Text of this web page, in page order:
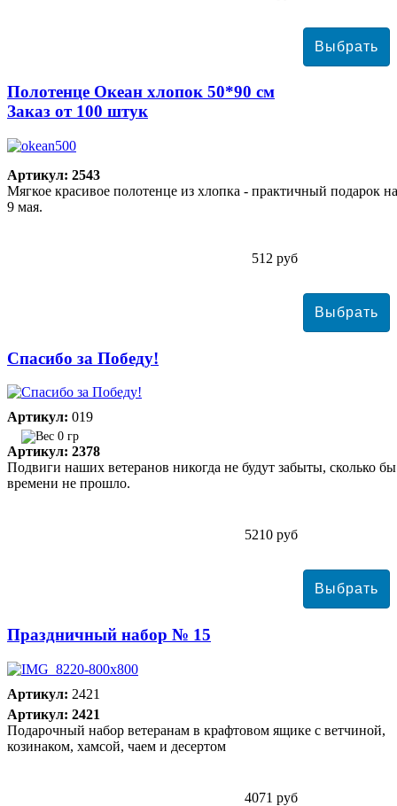
Полотенце Океан хлопок 50*90 см
Заказ от 100 штук
Артикул: 2543
Мягкое красивое полотенце из хлопка - практичный подарок на
9 мая.
512 руб
Спасибо за Победу!
Артикул: 019
0 гр
Артикул: 2378
Подвиги наших ветеранов никогда не будут забыты, сколько бы
времени не прошло.
5210 руб
Праздничный набор № 15
Артикул: 2421
Артикул: 2421
Подарочный набор ветеранам в крафтовом ящике с ветчиной,
козинаком, хамсой, чаем и десертом
4071 руб